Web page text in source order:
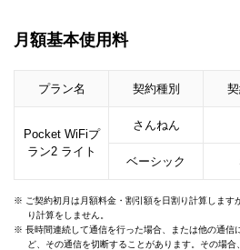
月額基本使用料
プラン名 契約種別
Pocket WiFiプ
ラン2 ライト
さんねん
ベーシック
※ ご契約初月は月額料金・割引額を日割り計算します
り計算をしません。
※ 長時間連続して通信を行った場合、または他の通信
ど、その通信を切断することがあります。その場